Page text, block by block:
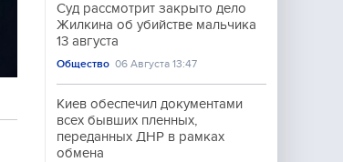
Суд рассмотрит закрыто дело
Жилкина об убийстве мальчика
13 августа
Общество 06 Августа 13:47
Киев обеспечил документами
всех бывших пленных,
переданных ДНР в рамках
обмена